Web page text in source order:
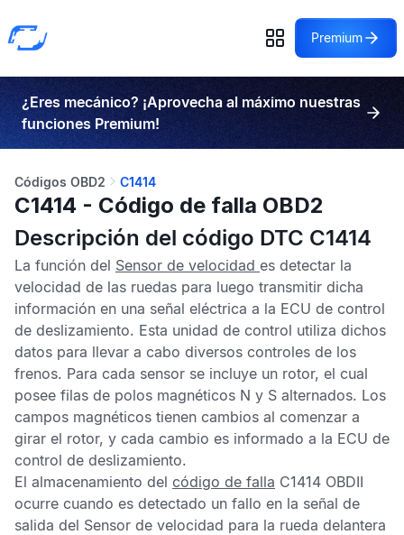
Premium
¿Eres mecánico? ¡Aprovecha al máximo nuestras
funciones Premium!
Códigos OBD2 C1414
C1414 - Código de falla OBD2
Descripción del código DTC C1414
La función del Sensor de velocidad es detectar la
velocidad de las ruedas para luego transmitir dicha
información en una señal eléctrica a la ECU de control
de deslizamiento. Esta unidad de control utiliza dichos
datos para llevar a cabo diversos controles de los
frenos. Para cada sensor se incluye un rotor, el cual
posee filas de polos magnéticos N y S alternados. Los
campos magnéticos tienen cambios al comenzar a
girar el rotor, y cada cambio es informado a la ECU de
control de deslizamiento.
El almacenamiento del código de falla C1414 OBDII
ocurre cuando es detectado un fallo en la señal de
salida del Sensor de velocidad para la rueda delantera